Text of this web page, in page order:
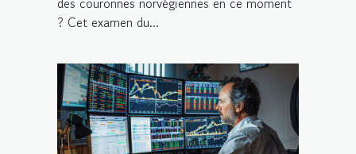
? Cet examen du...